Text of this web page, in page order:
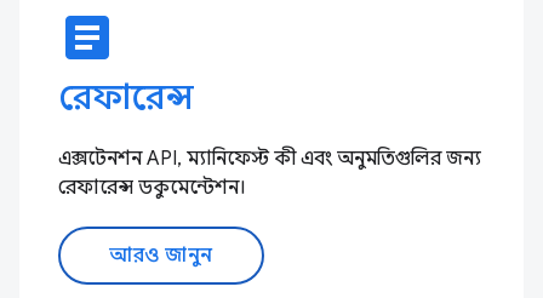
article
রেফারেন্স
এক্সটেনশন API, ম্যানিফেস্ট কী এবং অনুমতিগুলির জন্য
রেফারেন্স ডকুমেন্টেশন।
আরও জানুন